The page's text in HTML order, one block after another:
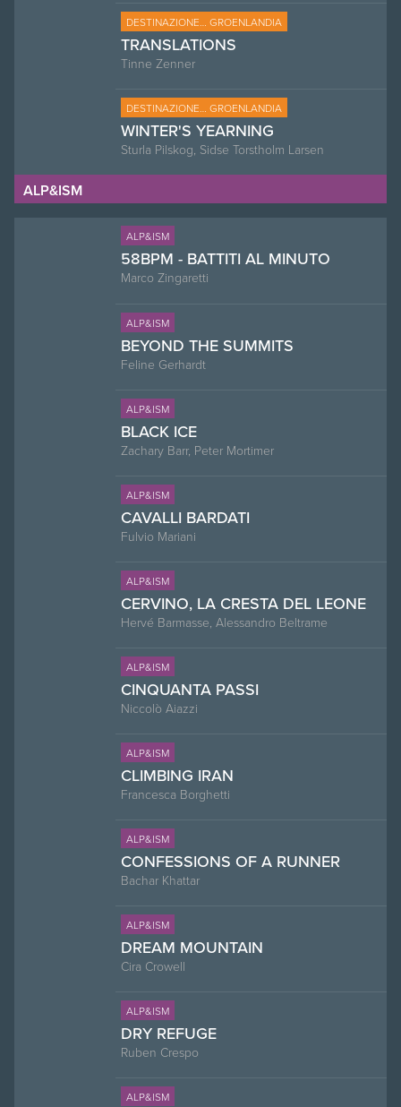
DESTINAZIONE… GROENLANDIA
TRANSLATIONS
Tinne Zenner
DESTINAZIONE… GROENLANDIA
WINTER'S YEARNING
Sturla Pilskog, Sidse Torstholm Larsen
ALP&ISM
ALP&ISM
58BPM - BATTITI AL MINUTO
Marco Zingaretti
ALP&ISM
BEYOND THE SUMMITS
Feline Gerhardt
ALP&ISM
BLACK ICE
Zachary Barr, Peter Mortimer
ALP&ISM
CAVALLI BARDATI
Fulvio Mariani
ALP&ISM
CERVINO, LA CRESTA DEL LEONE
Hervé Barmasse, Alessandro Beltrame
ALP&ISM
CINQUANTA PASSI
Niccolò Aiazzi
ALP&ISM
CLIMBING IRAN
Francesca Borghetti
ALP&ISM
CONFESSIONS OF A RUNNER
Bachar Khattar
ALP&ISM
DREAM MOUNTAIN
Cira Crowell
ALP&ISM
DRY REFUGE
Ruben Crespo
ALP&ISM